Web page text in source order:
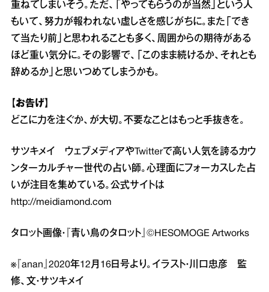
重ねてしまいそう。ただ、「やってもらうのが当然」という人
もいて、努力が報われない虚しさを感じがちに。また「でき
て当たり前」と思われることも多く、周囲からの期待がある
ほど重い気分に。その影響で、「このまま続けるか、それとも
辞めるか」と思いつめてしまうかも。
【お告げ】
どこに力を注ぐか、が大切。不要なことはもっと手抜きを。
サツキメイ ウェブメディアやTwitterで高い人気を誇るカウ
ンターカルチャー世代の占い師。心理面にフォーカスした占
いが注目を集めている。公式サイトは
http://meidiamond.com
タロット画像・『青い鳥のタロット』©HESOMOGE Artworks
※『anan』2020年12月16日号より。イラスト・川口忠彦 監
修、文・サツキメイ